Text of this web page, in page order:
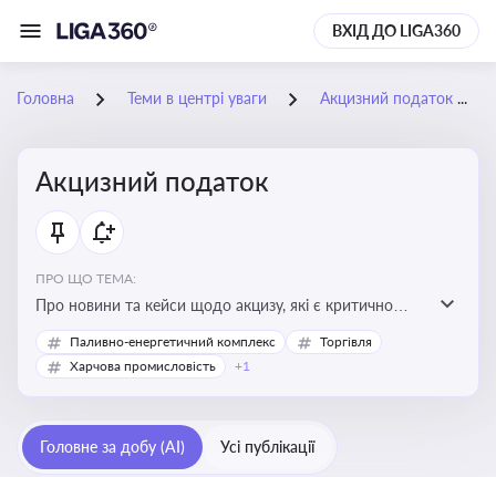
ВХІД ДО LIGA360
Головна Теми в центрі уваги Акцизний податок
Акцизний податок
ПРО ЩО ТЕМА:
Про новини та кейси щодо акцизу, які є критично
важливим для підприємств, які імпортують,
виробляють або реалізують підакцизну продукцію, з
Паливно-енергетичний комплекс
Торгівля
Харчова промисловість
+1
Головне за добу (AI) Усі публікації